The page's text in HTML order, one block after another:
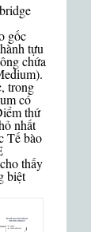
gốc
tựu
chứa
trong
có
thứ
nhất
Tế bào
thấy
biệt